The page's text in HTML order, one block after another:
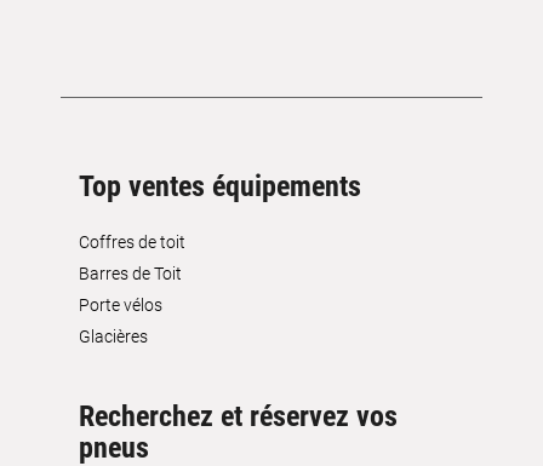
Top ventes équipements
Coffres de toit
Barres de Toit
Porte vélos
Glacières
Recherchez et réservez vos
pneus